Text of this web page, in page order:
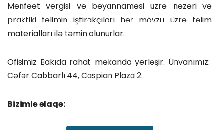
Mənfəət vergisi və bəyannaməsi üzrə nəzəri və
praktiki təlimin iştirakçıları hər mövzu üzrə təlim
materialları ilə təmin olunurlar.
Ofisimiz Bakıda rahat məkanda yerləşir. Ünvanımız:
Cəfər Cabbarlı 44, Caspian Plaza 2.
Bizimlə əlaqə: